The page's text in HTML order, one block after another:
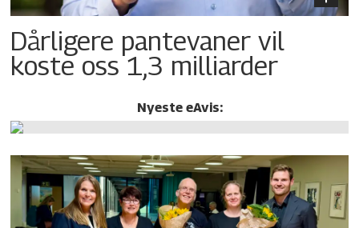
Dårligere pantevaner vil
koste oss 1,3 milliarder
Nyeste eAvis: